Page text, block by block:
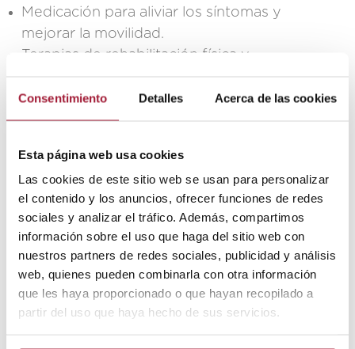
Consentimiento Detalles Acerca de las cookies
Esta página web usa cookies
Las cookies de este sitio web se usan para personalizar
el contenido y los anuncios, ofrecer funciones de redes
sociales y analizar el tráfico. Además, compartimos
información sobre el uso que haga del sitio web con
nuestros partners de redes sociales, publicidad y análisis
web, quienes pueden combinarla con otra información
que les haya proporcionado o que hayan recopilado a
partir del uso que haya hecho de sus servicios.
Medicación para aliviar los síntomas y
mejorar la movilidad.
Terapias de rehabilitación física y
Estrategias para el manejo del estrés y el
bienestar emocional.
La atención del Parkinson
en Lescer
Cuando la enfermedad ya se ha
manifestado, podemos tratar de ralentizar
su progresión para que la persona
mantenga su autonomía el mayor tiempo